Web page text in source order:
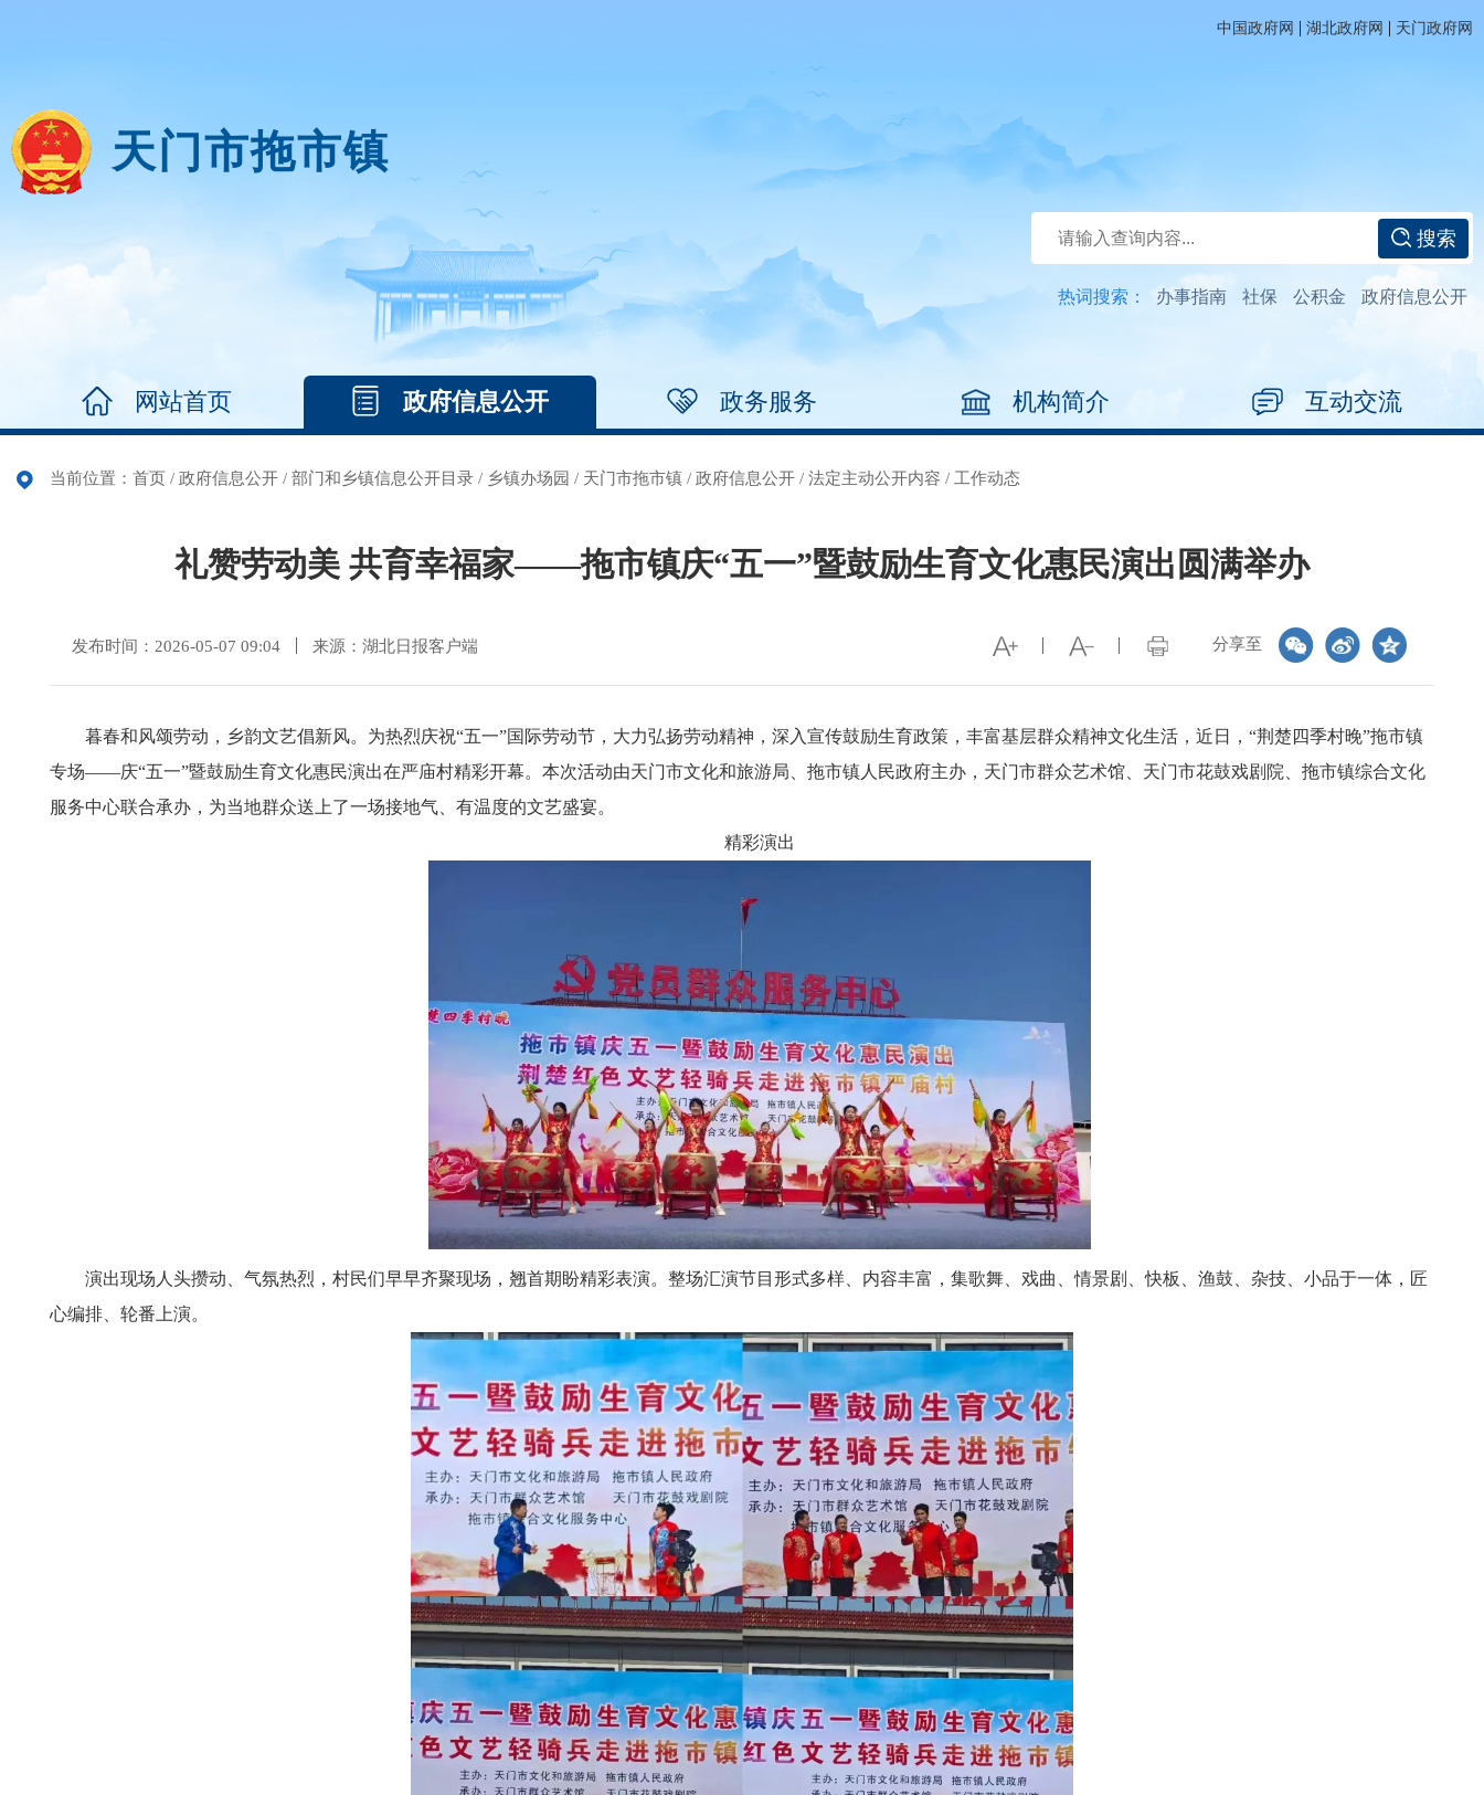
中国政府网 | 湖北政府网 | 天门政府网
天门市拖市镇
搜索
热词搜索： 办事指南 社保 公积金 政府信息公开
网站首页 政府信息公开 政务服务 机构简介 互动交流
当前位置： 首页 / 政府信息公开 / 部门和乡镇信息公开目录 / 乡镇办场园 / 天门市拖市镇 / 政府信息公开 / 法定主动公开内容 / 工作动态
礼赞劳动美 共育幸福家——拖市镇庆“五一”暨鼓励生育文化惠民演出圆满举办
分享至
发布时间：2026-05-07 09:04 来源：湖北日报客户端
暮春和风颂劳动，乡韵文艺倡新风。为热烈庆祝“五一”国际劳动节，大力弘扬劳动精神，深入宣传鼓励生育政策，丰富基层群众精神文化生活，近日，“荆楚四季村晚”拖市镇
专场——庆“五一”暨鼓励生育文化惠民演出在严庙村精彩开幕。本次活动由天门市文化和旅游局、拖市镇人民政府主办，天门市群众艺术馆、天门市花鼓戏剧院、拖市镇综合文化
服务中心联合承办，为当地群众送上了一场接地气、有温度的文艺盛宴。
精彩演出
演出现场人头攒动、气氛热烈，村民们早早齐聚现场，翘首期盼精彩表演。整场汇演节目形式多样、内容丰富，集歌舞、戏曲、情景剧、快板、 渔鼓 、杂技、小品于一体，匠
心编排、轮番上演。